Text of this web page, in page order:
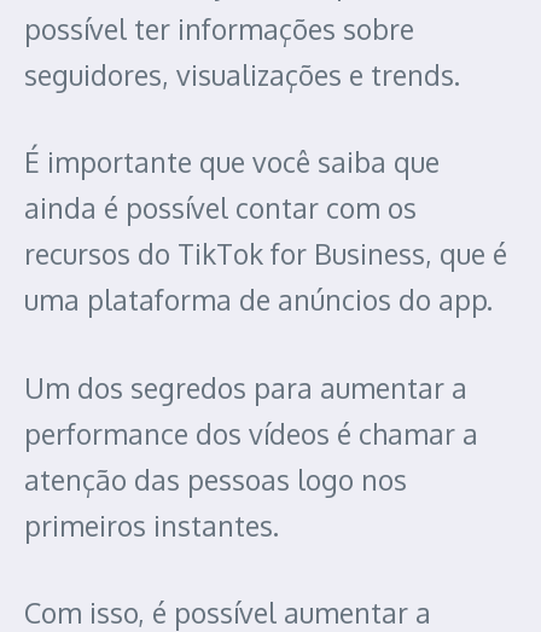
possível ter informações sobre
seguidores, visualizações e trends.
É importante que você saiba que
ainda é possível contar com os
recursos do TikTok for Business, que é
uma plataforma de anúncios do app.
Um dos segredos para aumentar a
performance dos vídeos é chamar a
atenção das pessoas logo nos
primeiros instantes.
Com isso, é possível aumentar a